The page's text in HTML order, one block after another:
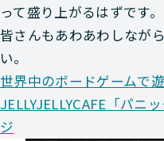
って盛り上がるはずです。
皆さんもあわあわしなが
い。
世界中のボードゲームで
JELLYJELLYCAFE「パニ
ジ